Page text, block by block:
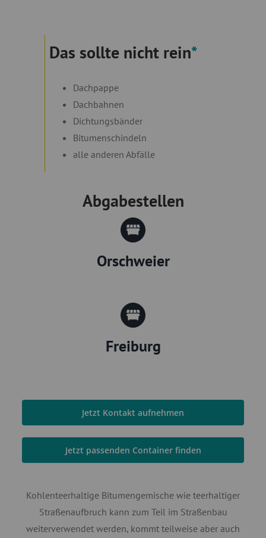
Das sollte nicht rein*
Dachpappe
Dachbahnen
Dichtungsbänder
Bitumenschindeln
alle anderen Abfälle
Abgabestellen
Orschweier
Freiburg
Jetzt Kontakt aufnehmen
Jetzt passenden Container finden
Kohlenteerhaltige Bitumengemische wie teerhaltiger
Straßenaufbruch kann zum Teil im Straßenbau
weiterverwendet werden, kommt teilweise aber auch